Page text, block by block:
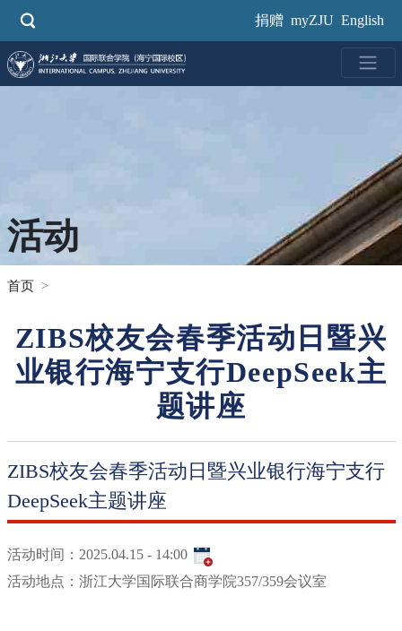
捐赠 myZJU English
活动
首页
ZIBS校友会春季活动日暨兴
业银行海宁支行DeepSeek主
题讲座
ZIBS校友会春季活动日暨兴业银行海宁支行
DeepSeek主题讲座
活动时间： 2025.04.15 - 14:00
活动地点： 浙江大学国际联合商学院357/359会议室